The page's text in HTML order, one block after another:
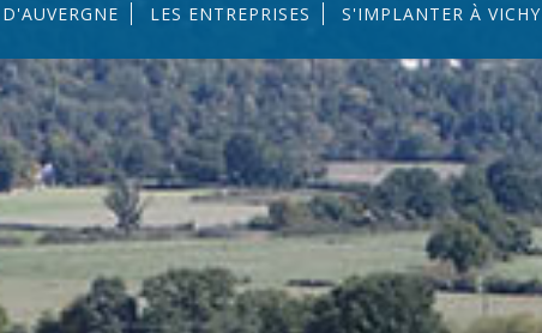
LES ENTREPRISES S'IMPLANTER À VICHY